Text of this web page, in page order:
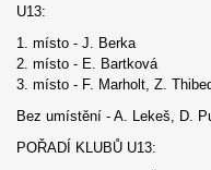
U13:
1. místo - J. Berka
2. místo - E. Bartková
3. místo - F. Marholt, Z.
Bez umístění - A. Lekeš, D.
POŘADÍ KLUBŮ U13: